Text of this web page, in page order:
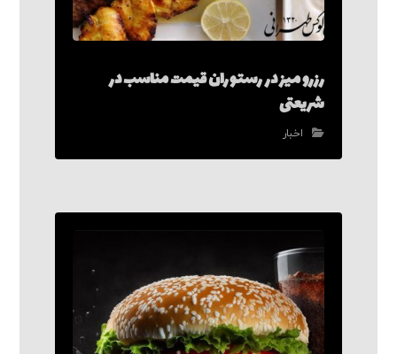
رزرو میز در رستوران قیمت مناسب در
شریعتی
اخبار